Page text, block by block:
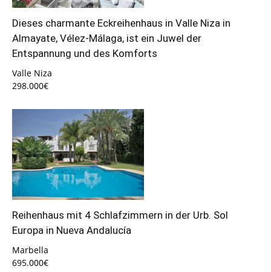
Dieses charmante Eckreihenhaus in Valle Niza in
Almayate, Vélez-Málaga, ist ein Juwel der
Entspannung und des Komforts
Valle Niza
298.000€
Reihenhaus mit 4 Schlafzimmern in der Urb. Sol
Europa in Nueva Andalucía
Marbella
695.000€